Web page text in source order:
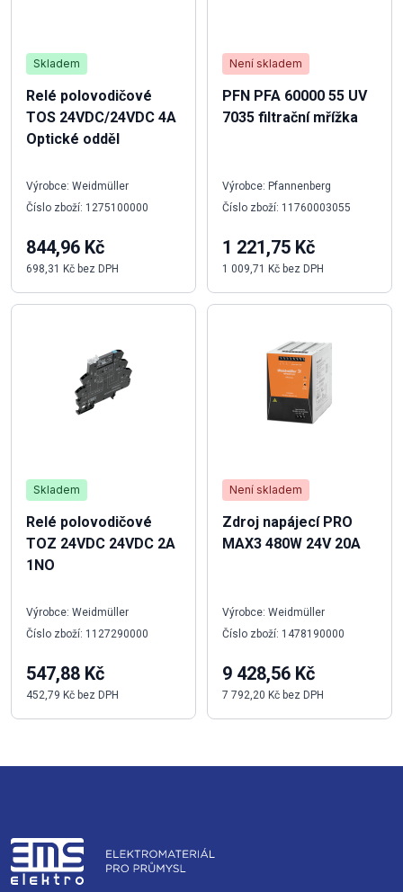
Skladem
Relé polovodičové
TOS 24VDC/24VDC 4A
Optické odděl
Výrobce: Weidmüller
Číslo zboží: 1275100000
844,96 Kč
698,31 Kč bez DPH
Skladem
Relé polovodičové
TOZ 24VDC 24VDC 2A
1NO
Výrobce: Weidmüller
Číslo zboží: 1127290000
547,88 Kč
452,79 Kč bez DPH
Není skladem
PFN PFA 60000 55 UV
7035 filtrační mřížka
Výrobce: Pfannenberg
Číslo zboží: 11760003055
1 221,75 Kč
1 009,71 Kč bez DPH
Není skladem
Zdroj napájecí PRO
MAX3 480W 24V 20A
Výrobce: Weidmüller
Číslo zboží: 1478190000
9 428,56 Kč
7 792,20 Kč bez DPH